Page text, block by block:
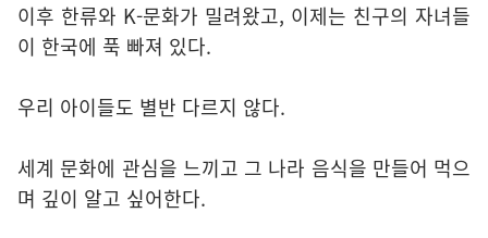
이후 한류와 K-문화가 밀려왔고, 이제는 친구의 자녀들
이 한국에 푹 빠져 있다.
우리 아이들도 별반 다르지 않다.
세계 문화에 관심을 느끼고 그 나라 음식을 만들어 먹으
며 깊이 알고 싶어한다.